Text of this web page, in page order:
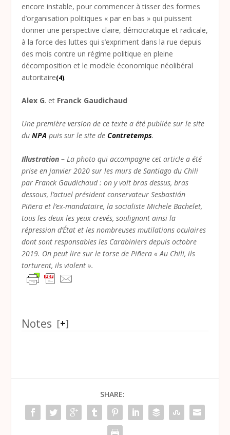
encore instable, pour commencer à tisser des formes
d’organisation politiques « par en bas » qui puissent
donner une perspective claire, démocratique et radicale,
à la force des luttes qui s’expriment dans la rue depuis
des mois contre un régime politique en pleine
décomposition et le modèle économique néolibéral
autoritaire(4).
Alex G. et Franck Gaudichaud
Une première version de ce texte a été publiée sur le site
duNPA puis sur le site deContretemps.
Illustration – La photo qui accompagne cet article a été
prise en janvier 2020 sur les murs de Santiago du Chili
par Franck Gaudichaud : on y voit bras dessus, bras
dessous, l’actuel président conservateur Sesbastián
Piñera et l’ex-mandataire, la socialiste Michele Bachelet,
tous les deux les yeux crevés, soulignant ainsi la
répression d’État et les nombreuses mutilations oculaires
dont sont responsables les Carabiniers depuis octobre
2019. On peut lire sur le torse de Piñera « Au Chili, ils
torturent, ils violent ».
Notes [+]
SHARE: